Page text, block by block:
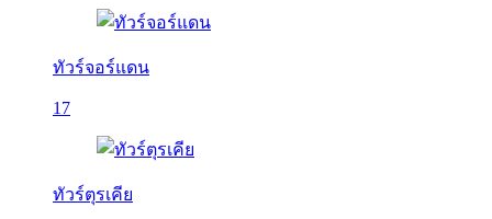
ทัวร์จอร์แดน
17
ทัวร์ตุรเคีย